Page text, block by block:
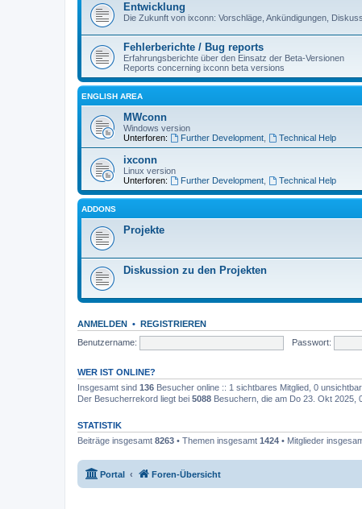
Entwicklung
Die Zukunft von ixconn: Vorschläge, Ankündigungen,
Fehlerberichte / Bug reports
Erfahrungsberichte über den Einsatz der Beta-Versionen
Reports concerning ixconn beta versions
ENGLISH AREA
MWconn
Windows version
Unterforen:
Further Development, Technical Help
ixconn
Linux version
Unterforen:
Further Development, Technical Help
ADDONS
Projekte
Diskussion zu den Projekten
ANMELDEN • REGISTRIEREN
Benutzername:
Passwort:
WER IST ONLINE?
Insgesamt sind 136 Besucher online :: 1 sichtbares Mitglied, 0
Der Besucherrekord liegt bei 5088 Besuchern, die am Do 23. Okt 2025,
STATISTIK
Beiträge insgesamt 8263 • Themen insgesamt 1424 • Mitglieder
Portal Foren-Übersicht